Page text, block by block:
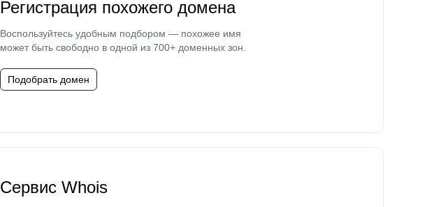
Регистрация похожего домена
Воспользуйтесь удобным подбором — похожее имя
может быть свободно в одной из 700+ доменных зон.
Подобрать домен
Сервис Whois